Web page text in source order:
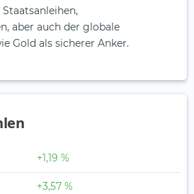
aber auch der globale
Gold als sicherer Anker.
+1,19 %
+3,57 %